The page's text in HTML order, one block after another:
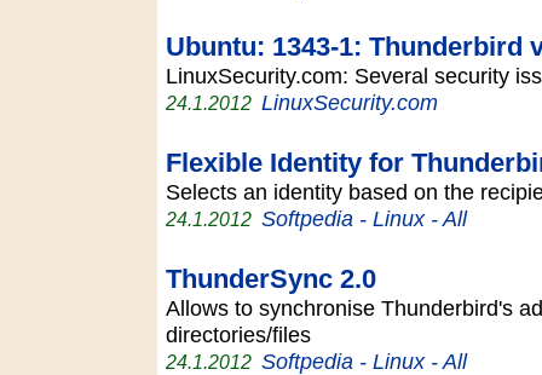
Ubuntu: 1343-1: Thunderbird
LinuxSecurity.com: Several security
24.1.2012 LinuxSecurity.com
Flexible Identity for
Selects an identity based on the
24.1.2012 Softpedia - Linux - All
ThunderSync 2.0
Allows to synchronise Thunderbird's
directories/files
24.1.2012 Softpedia - Linux - All